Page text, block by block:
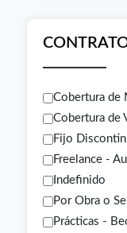
Cobertura de
Cobertura de
Fijo
Freelance -
Indefinido
Por Obra o
Prácticas -